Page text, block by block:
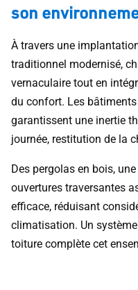
son
À travers une
traditionnel modernisé,
vernaculaire tout en
du confort. Les
garantissent une inertie
journée, restitution de la
Des pergolas en bois,
ouvertures traversantes
efficace, réduisant
climatisation. Un
toiture complète cet